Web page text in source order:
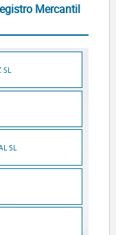
Mercantil
SL